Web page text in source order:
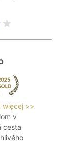
więcej >>
v
cesta